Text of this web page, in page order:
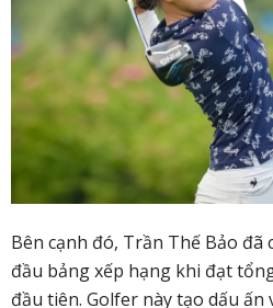
Bên cạnh đó, Trần Thế Bảo
đầu bảng xếp hạng khi đạt
đầu tiên. Golfer này tạo dấu